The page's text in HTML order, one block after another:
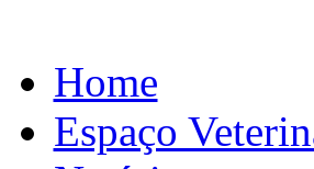
Home
Espaço